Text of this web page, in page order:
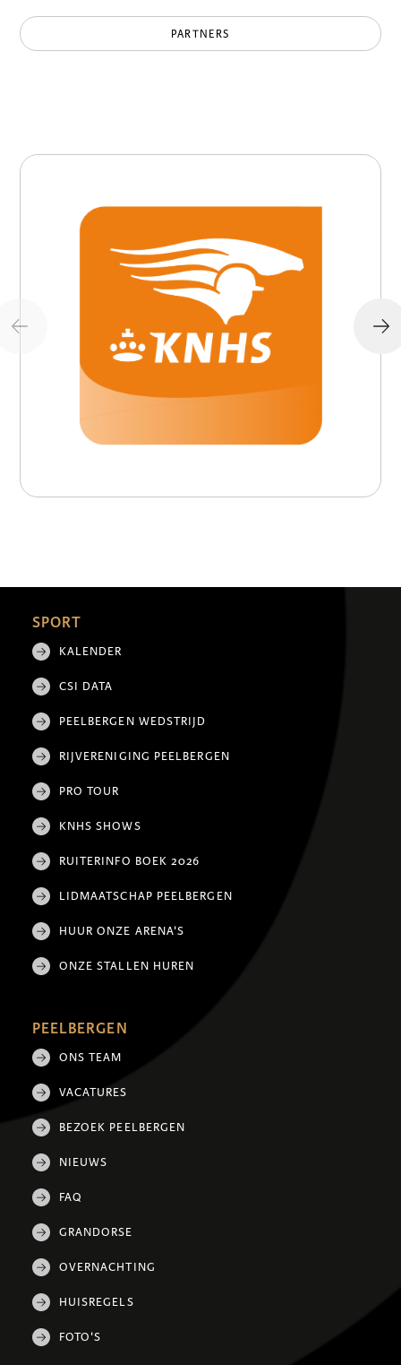
PARTNERS
SPORT
KALENDER
CSI DATA
PEELBERGEN WEDSTRIJD
RIJVERENIGING PEELBERGEN
PRO TOUR
KNHS SHOWS
RUITERINFO BOEK 2026
LIDMAATSCHAP PEELBERGEN
HUUR ONZE ARENA'S
ONZE STALLEN HUREN
PEELBERGEN
ONS TEAM
VACATURES
BEZOEK PEELBERGEN
NIEUWS
FAQ
GRANDORSE
OVERNACHTING
HUISREGELS
FOTO'S